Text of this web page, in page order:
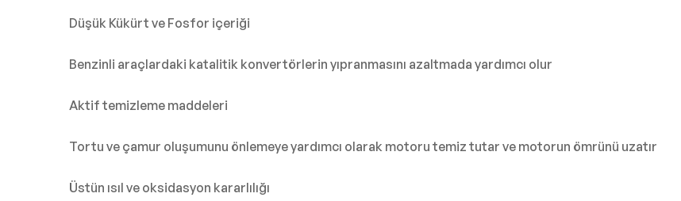
Düşük Kükürt ve Fosfor içeriği
Benzinli araçlardaki katalitik konvertörlerin yıpranmasını azaltmada yardımcı olur
Aktif temizleme maddeleri
Tortu ve çamur oluşumunu önlemeye yardımcı olarak motoru temiz tutar ve motorun ömrünü uzatır
Üstün ısıl ve oksidasyon kararlılığı